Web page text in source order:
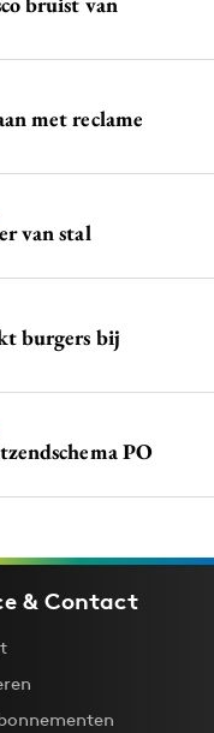
met reclame
van stal
burgers bij
PO
& Contact